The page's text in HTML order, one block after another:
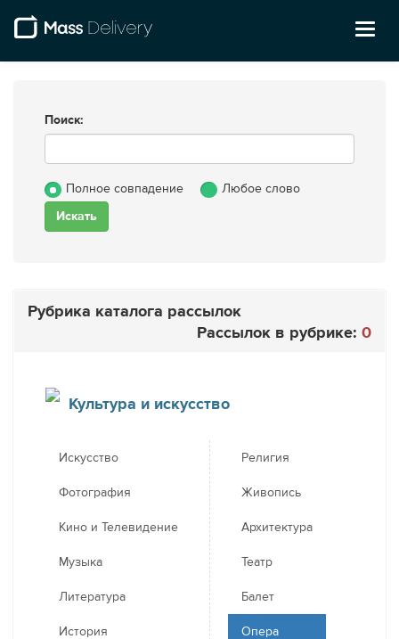
Поиск:
Полное совпадение Любое слово
Рубрика каталога рассылок
Рассылок в рубрике: 0
Культура и искусство
Искусство
Фотография
Кино и Телевидение
Музыка
Литература
История
Религия
Живопись
Архитектура
Театр
Балет
Опера